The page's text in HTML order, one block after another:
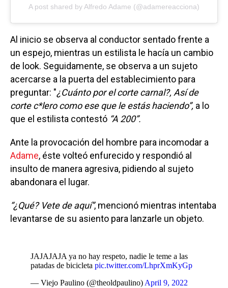
A post shared by Alfredo Adame (@adamereacciona)
Al inicio se observa al conductor sentado frente a
un espejo, mientras un estilista le hacía un cambio
de look. Seguidamente, se observa a un sujeto
acercarse a la puerta del establecimiento para
preguntar: "¿Cuánto por el corte carnal?, Así de
corte c*lero como ese que le estás haciendo”, a lo
que el estilista contestó “A 200”.
Ante la provocación del hombre para incomodar a
Adame, éste volteó enfurecido y respondió al
insulto de manera agresiva, pidiendo al sujeto
abandonara el lugar.
“¿Qué? Vete de aquí”, mencionó mientras intentaba
levantarse de su asiento para lanzarle un objeto.
JAJAJAJA ya no hay respeto, nadie le teme a las
patadas de bicicleta pic.twitter.com/LhprXmKyGp
— Viejo Paulino (@theoldpaulino) April 9, 2022